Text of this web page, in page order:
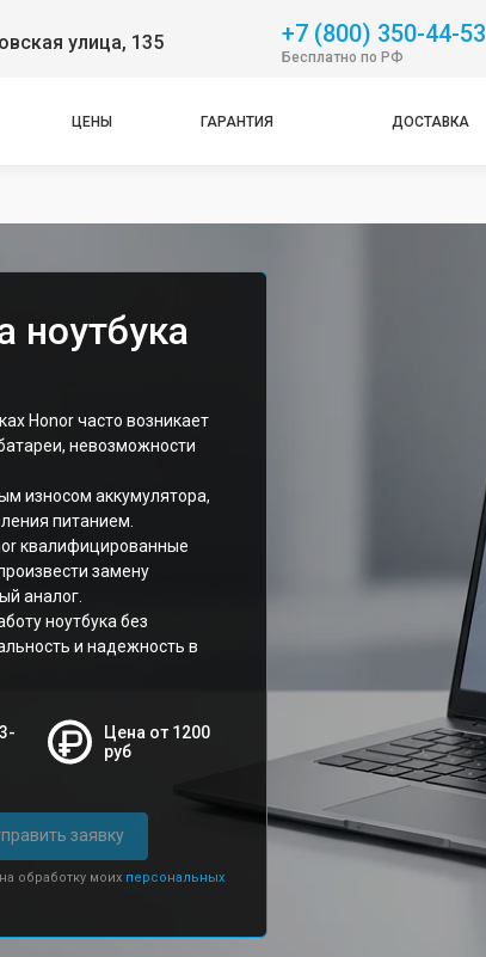
улица, 135 +7 (800) 350-44-53
Бесплатно по РФ
ЦЕНЫ ГАРАНТИЯ ДОСТАВКА
ноутбука
Honor часто возникает
невозможности
износом аккумулятора,
питанием.
квалифицированные
замену
аналог.
ноутбука без
и надежность в
Цена от 1200
руб
заявку
обработку моих персональных